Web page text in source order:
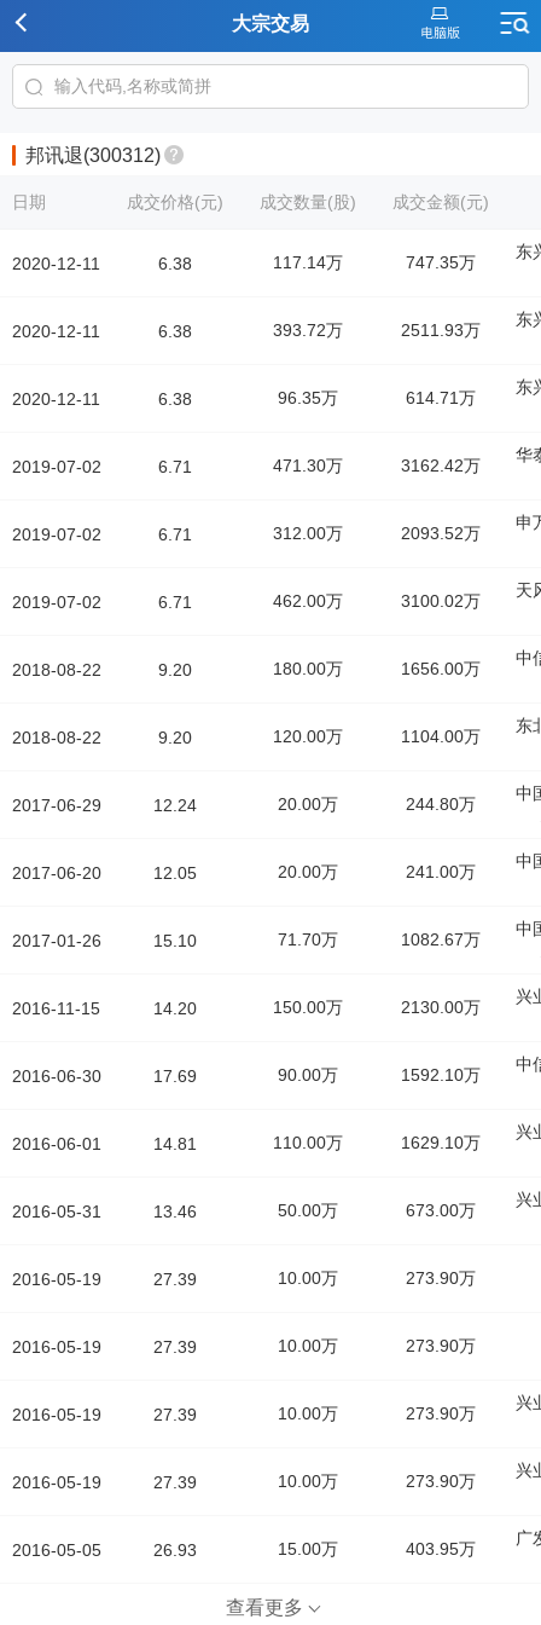
大宗交易
邦讯退(300312)
日期
2020-12-11
2020-12-11
2020-12-11
2019-07-02
2019-07-02
2019-07-02
2018-08-22
2018-08-22
2017-06-29
2017-06-20
2017-01-26
2016-11-15
2016-06-30
2016-06-01
2016-05-31
2016-05-19
2016-05-19
2016-05-19
2016-05-19
2016-05-05
成交价格(元) 成交数量(股) 成交金额(元)
6.38 117.14万 747.35万
东
6.38 393.72万 2511.93万
东
6.38 96.35万 614.71万
东
6.71 471.30万 3162.42万
华
6.71 312.00万 2093.52万
申
6.71 462.00万 3100.02万
天
9.20 180.00万 1656.00万
中
9.20 120.00万 1104.00万
东
12.24 20.00万 244.80万
中
12.05 20.00万 241.00万
中
15.10 71.70万 1082.67万
中
14.20 150.00万 2130.00万
兴
17.69 90.00万 1592.10万
中
14.81 110.00万 1629.10万
兴
13.46 50.00万 673.00万
兴
27.39 10.00万 273.90万
27.39 10.00万 273.90万
27.39 10.00万 273.90万
兴
27.39 10.00万 273.90万
兴
26.93 15.00万 403.95万
广
查看更多